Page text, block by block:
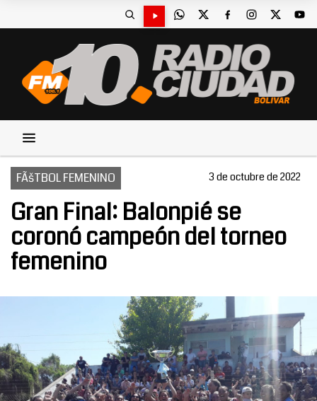
FÃšTBOL FEMENINO 3 de octubre de 2022
Gran Final: Balonpié se
coronó campeón del torneo
femenino